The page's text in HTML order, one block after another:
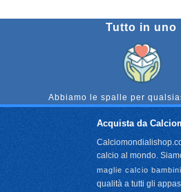
Tutto in uno
Abbiamo le spalle per
Acquista da
calcio al mondo.
maglie calcio
qualità a tutti gli